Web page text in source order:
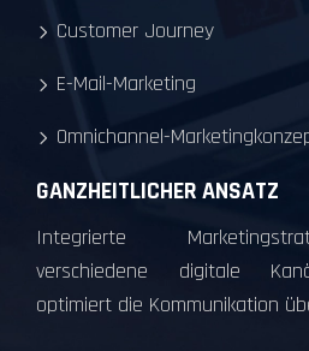
Customer Journey
E-Mail-Marketing
Omnichannel-
GANZHEITLICHER ANSATZ
Integrierte
verschiedene digitale
optimiert die Kommunikation